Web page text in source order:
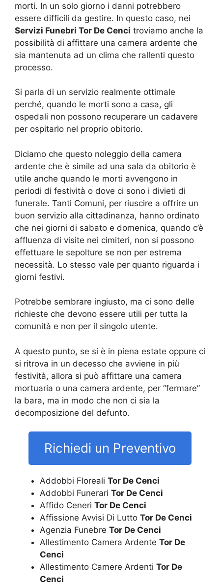
morti. In un solo giorno i danni potrebbero
essere difficili da gestire. In questo caso, nei
Servizi Funebri Tor De Cenci troviamo anche la
possibilità di affittare una camera ardente che
sia mantenuta ad un clima che rallenti questo
processo.
Si parla di un servizio realmente ottimale
perché, quando le morti sono a casa, gli
ospedali non possono recuperare un cadavere
per ospitarlo nel proprio obitorio.
Diciamo che questo noleggio della camera
ardente che è simile ad una sala da obitorio è
utile anche quando le morti avvengono in
periodi di festività o dove ci sono i divieti di
funerale. Tanti Comuni, per riuscire a offrire un
buon servizio alla cittadinanza, hanno ordinato
che nei giorni di sabato e domenica, quando c’è
affluenza di visite nei cimiteri, non si possono
effettuare le sepolture se non per estrema
necessità. Lo stesso vale per quanto riguarda i
giorni festivi.
Potrebbe sembrare ingiusto, ma ci sono delle
richieste che devono essere utili per tutta la
comunità e non per il singolo utente.
A questo punto, se si è in piena estate oppure ci
si ritrova in un decesso che avviene in più
festività, allora si può affittare una camera
mortuaria o una camera ardente, per “fermare”
la bara, ma in modo che non ci sia la
decomposizione del defunto.
Richiedi un Preventivo
Addobbi Floreali Tor De Cenci
Addobbi Funerari Tor De Cenci
Affido Ceneri Tor De Cenci
Affissione Avvisi Di Lutto Tor De Cenci
Agenzia Funebre Tor De Cenci
Allestimento Camera Ardente Tor De
Cenci
Allestimento Camere Ardenti Tor De
Cenci